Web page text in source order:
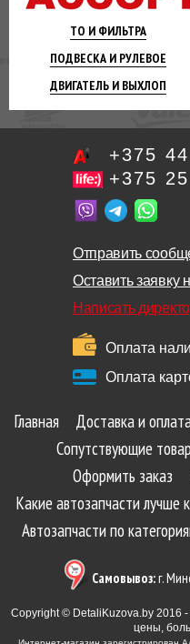
ТО И ФИЛЬТРА
ПОДВЕСКА И РУЛЕВОЕ
ДВИГАТЕЛЬ И ВЫХЛОП
+375
+375
Отправить
Оставить заявку
Написать
Оплата
Оплата
Главная Доставка и
Сопутствующие
Оформить заказ
Какие автозапчасти лучше
Автозапчасти по
Самовывоз:г.
Copyright © DetaliKuzova.by 2016
цены,